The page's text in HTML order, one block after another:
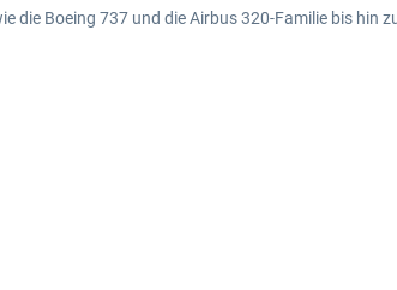
Boeing 737 und die Airbus 320-Familie bis hin